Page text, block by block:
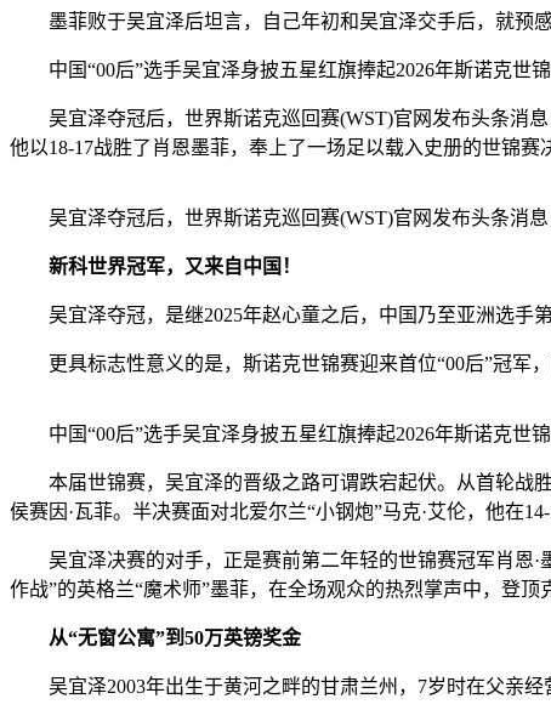
墨菲败于吴宜泽后坦言，自己年初和吴宜泽交手后，就预感
中国“00后”选手吴宜泽身披五星红旗捧起2026年斯诺克
吴宜泽夺冠后，世界斯诺克巡回赛(WST)官网发布头条消息
他以18-17战胜了肖恩墨菲，奉上了一场足以载入史册的世锦赛
吴宜泽夺冠后，世界斯诺克巡回赛(WST)官网发布头条消
新科世界冠军，又来自中国！
吴宜泽夺冠，是继2025年赵心童之后，中国乃至亚洲选手第
更具标志性意义的是，斯诺克世锦赛迎来首位“00后”冠军，
中国“00后”选手吴宜泽身披五星红旗捧起2026年斯诺克世
本届世锦赛，吴宜泽的晋级之路可谓跌宕起伏。从首轮战胜
侯赛因·瓦菲。半决赛面对北爱尔兰“小钢炮”马克·艾伦，他在
吴宜泽决赛的对手，正是赛前第二年轻的世锦赛冠军肖恩·
作战”的英格兰“魔术师”墨菲，在全场观众的热烈掌声中，登顶
从“无窗公寓”到50万英镑奖金
吴宜泽2003年出生于黄河之畔的甘肃兰州，7岁时在父亲经